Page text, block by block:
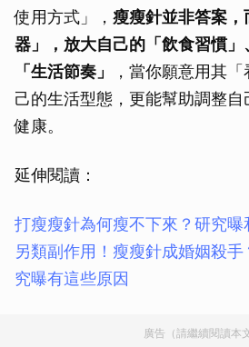
使用方式」， 瘦瘦針並非答案
器」，放大自己的「飲食習慣」
「生活節奏」
，當你願意用其
己的生活型態，更能幫助調整
健康。
延伸閱讀：
打瘦瘦針為何瘦不下來？研究
另類副作用！瘦瘦針成婚姻殺
究曝有這些原因
廣告（請繼續閱讀本文